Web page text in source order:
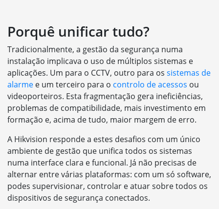
Porquê unificar tudo?
Tradicionalmente, a gestão da segurança numa
instalação implicava o uso de múltiplos sistemas e
aplicações. Um para o CCTV, outro para os sistemas de
alarme e um terceiro para o controlo de acessos ou
videoporteiros. Esta fragmentação gera ineficiências,
problemas de compatibilidade, mais investimento em
formação e, acima de tudo, maior margem de erro.
A Hikvision responde a estes desafios com um único
ambiente de gestão que unifica todos os sistemas
numa interface clara e funcional. Já não precisas de
alternar entre várias plataformas: com um só software,
podes supervisionar, controlar e atuar sobre todos os
dispositivos de segurança conectados.